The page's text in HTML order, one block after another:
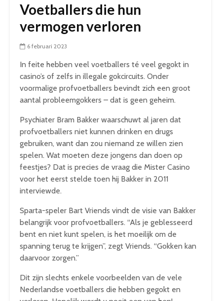
Voetballers die hun
vermogen verloren
6 februari 2023
In feite hebben veel voetballers té veel gegokt in
casino’s of zelfs in illegale gokcircuits. Onder
voormalige profvoetballers bevindt zich een groot
aantal probleemgokkers – dat is geen geheim.
Psychiater Bram Bakker waarschuwt al jaren dat
profvoetballers niet kunnen drinken en drugs
gebruiken, want dan zou niemand ze willen zien
spelen. Wat moeten deze jongens dan doen op
feestjes? Dat is precies de vraag die Mister Casino
voor het eerst stelde toen hij Bakker in 2011
interviewde.
Sparta-speler Bart Vriends vindt de visie van Bakker
belangrijk voor profvoetballers. “Als je geblesseerd
bent en niet kunt spelen, is het moeilijk om de
spanning terug te krijgen”, zegt Vriends. “Gokken kan
daarvoor zorgen.”
Dit zijn slechts enkele voorbeelden van de vele
Nederlandse voetballers die hebben gegokt en